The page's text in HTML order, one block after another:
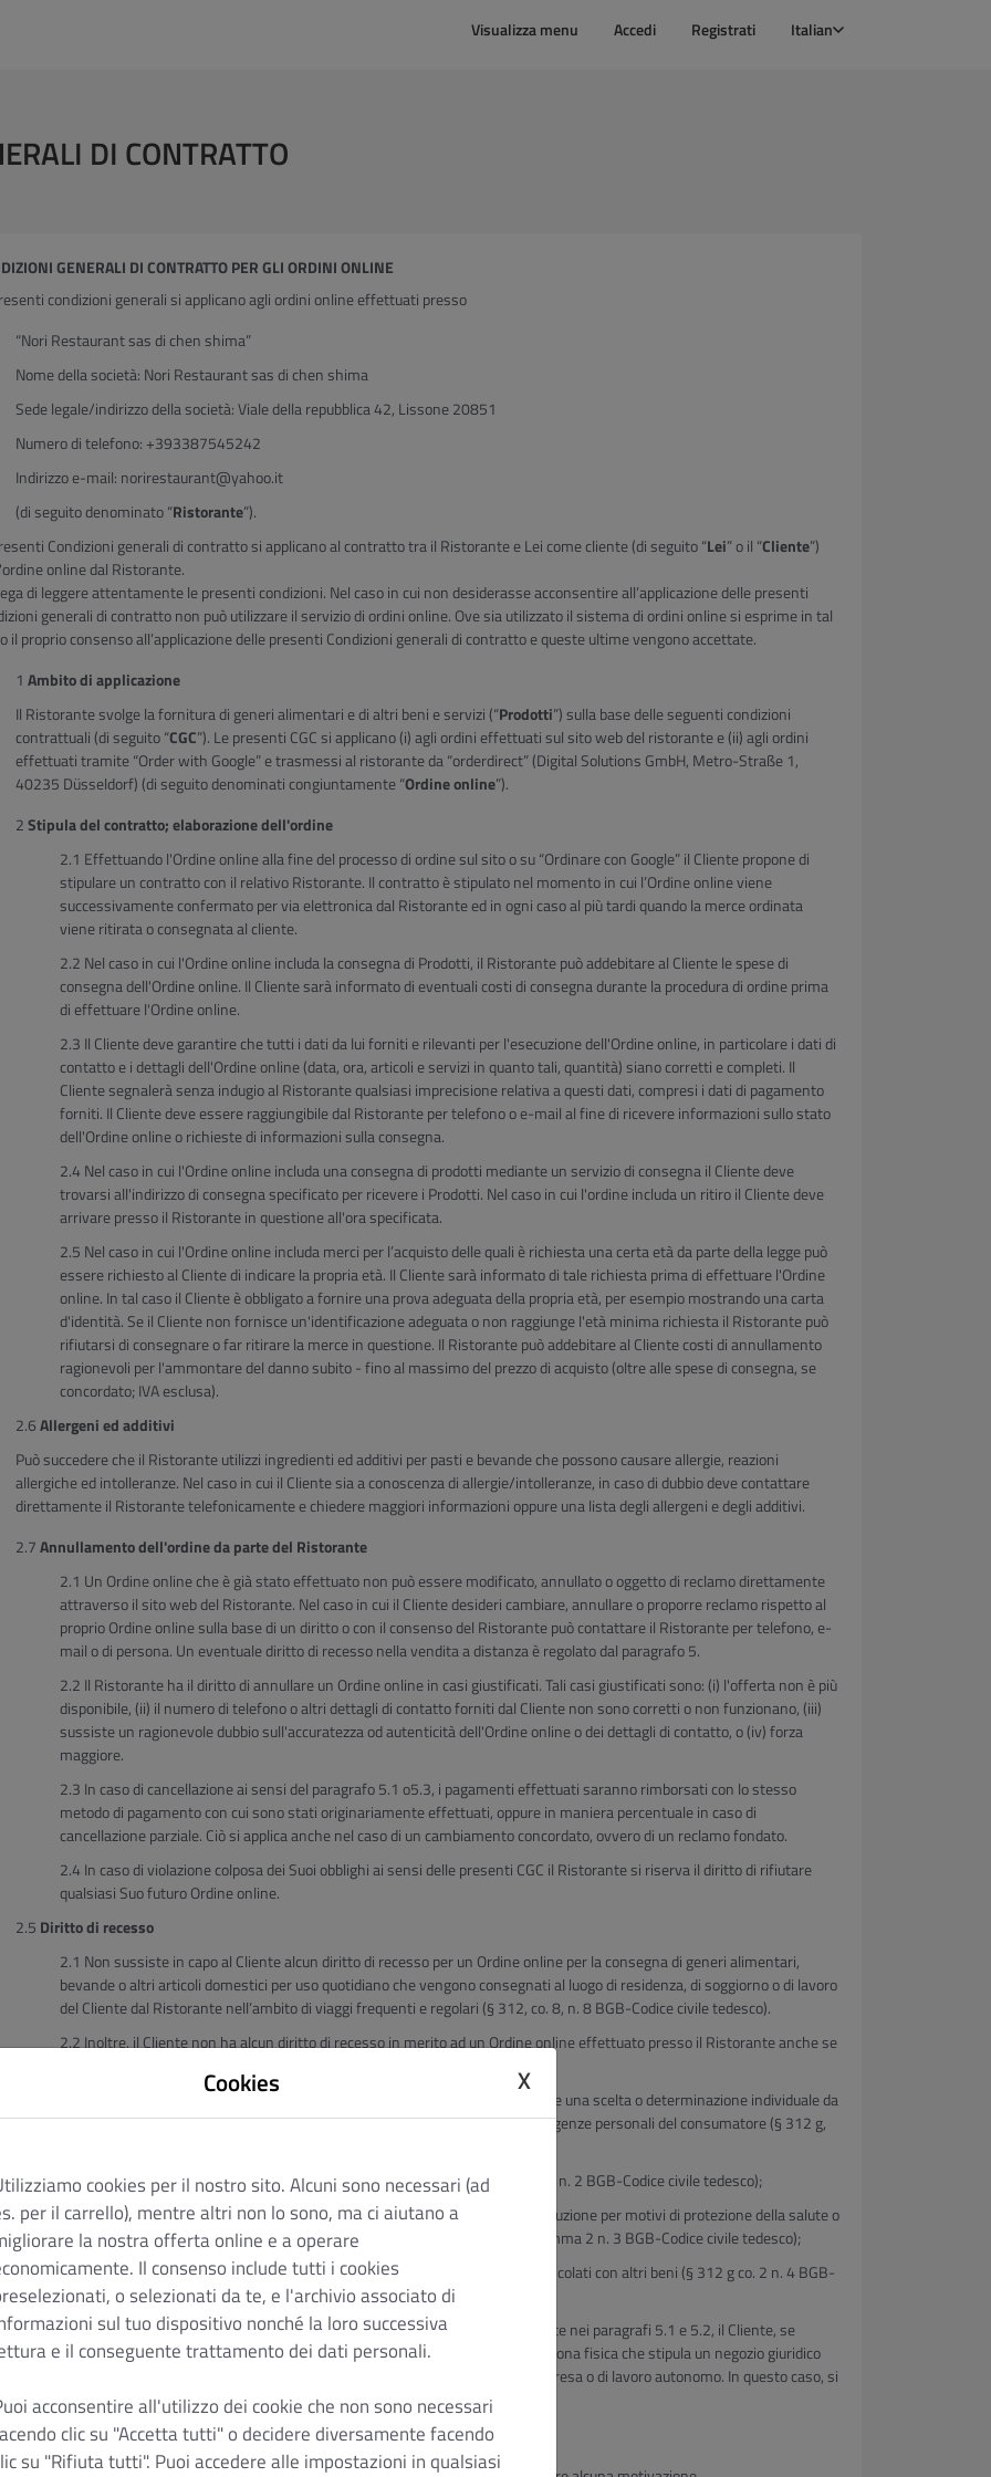
Visualizza menu Accedi Registrati Italian
DI CONTRATTO
GENERALI DI CONTRATTO PER GLI ORDINI ONLINE
condizioni generali si applicano agli ordini online effettuati presso
“Nori Restaurant sas di chen shima”
Nome della società: Nori Restaurant sas di chen shima
Sede legale/indirizzo della società: Viale della repubblica 42, Lissone 20851
Numero di telefono: +393387545242
Indirizzo e-mail: norirestaurant@yahoo.it
(di seguito denominato “Ristorante”).
Condizioni generali di contratto si applicano al contratto tra il Ristorante e Lei come cliente (di seguito “Lei” o il “Cliente”)
online dal Ristorante.
di leggere attentamente le presenti condizioni. Nel caso in cui non desiderasse acconsentire all’applicazione delle presenti
generali di contratto non può utilizzare il servizio di ordini online. Ove sia utilizzato il sistema di ordini online si esprime in tal
il proprio consenso all’applicazione delle presenti Condizioni generali di contratto e queste ultime vengono accettate.
Ambito di applicazione
Il Ristorante svolge la fornitura di generi alimentari e di altri beni e servizi (“Prodotti”) sulla base delle seguenti condizioni
contrattuali (di seguito “CGC”). Le presenti CGC si applicano (i) agli ordini effettuati sul sito web del ristorante e (ii) agli ordini
effettuati tramite “Order with Google” e trasmessi al ristorante da “orderdirect” (Digital Solutions GmbH, Metro-Straße 1,
40235 Düsseldorf) (di seguito denominati congiuntamente “Ordine online”).
Stipula del contratto; elaborazione dell'ordine
Effettuando l'Ordine online alla fine del processo di ordine sul sito o su “Ordinare con Google” il Cliente propone di
stipulare un contratto con il relativo Ristorante. Il contratto è stipulato nel momento in cui l’Ordine online viene
successivamente confermato per via elettronica dal Ristorante ed in ogni caso al più tardi quando la merce ordinata
viene ritirata o consegnata al cliente.
Nel caso in cui l'Ordine online includa la consegna di Prodotti, il Ristorante può addebitare al Cliente le spese di
consegna dell'Ordine online. Il Cliente sarà informato di eventuali costi di consegna durante la procedura di ordine prima
di effettuare l'Ordine online.
Il Cliente deve garantire che tutti i dati da lui forniti e rilevanti per l'esecuzione dell'Ordine online, in particolare i dati di
contatto e i dettagli dell'Ordine online (data, ora, articoli e servizi in quanto tali, quantità) siano corretti e completi. Il
Cliente segnalerà senza indugio al Ristorante qualsiasi imprecisione relativa a questi dati, compresi i dati di pagamento
forniti. Il Cliente deve essere raggiungibile dal Ristorante per telefono o e-mail al fine di ricevere informazioni sullo stato
dell'Ordine online o richieste di informazioni sulla consegna.
Nel caso in cui l'Ordine online includa una consegna di prodotti mediante un servizio di consegna il Cliente deve
trovarsi all'indirizzo di consegna specificato per ricevere i Prodotti. Nel caso in cui l'ordine includa un ritiro il Cliente deve
arrivare presso il Ristorante in questione all'ora specificata.
Nel caso in cui l'Ordine online includa merci per l’acquisto delle quali è richiesta una certa età da parte della legge può
essere richiesto al Cliente di indicare la propria età. Il Cliente sarà informato di tale richiesta prima di effettuare l'Ordine
online. In tal caso il Cliente è obbligato a fornire una prova adeguata della propria età, per esempio mostrando una carta
d'identità. Se il Cliente non fornisce un'identificazione adeguata o non raggiunge l'età minima richiesta il Ristorante può
rifiutarsi di consegnare o far ritirare la merce in questione. Il Ristorante può addebitare al Cliente costi di annullamento
ragionevoli per l'ammontare del danno subito - fino al massimo del prezzo di acquisto (oltre alle spese di consegna, se
concordato; IVA esclusa).
Allergeni ed additivi
Può succedere che il Ristorante utilizzi ingredienti ed additivi per pasti e bevande che possono causare allergie, reazioni
allergiche ed intolleranze. Nel caso in cui il Cliente sia a conoscenza di allergie/intolleranze, in caso di dubbio deve contattare
direttamente il Ristorante telefonicamente e chiedere maggiori informazioni oppure una lista degli allergeni e degli additivi.
Annullamento dell'ordine da parte del Ristorante
Un Ordine online che è già stato effettuato non può essere modificato, annullato o oggetto di reclamo direttamente
attraverso il sito web del Ristorante. Nel caso in cui il Cliente desideri cambiare, annullare o proporre reclamo rispetto al
proprio Ordine online sulla base di un diritto o con il consenso del Ristorante può contattare il Ristorante per telefono, e-
mail o di persona. Un eventuale diritto di recesso nella vendita a distanza è regolato dal paragrafo 5.
Il Ristorante ha il diritto di annullare un Ordine online in casi giustificati. Tali casi giustificati sono: (i) l'offerta non è più
disponibile, (ii) il numero di telefono o altri dettagli di contatto forniti dal Cliente non sono corretti o non funzionano, (iii)
sussiste un ragionevole dubbio sull'accuratezza od autenticità dell'Ordine online o dei dettagli di contatto, o (iv) forza
maggiore.
In caso di cancellazione ai sensi del paragrafo 5.1 o5.3, i pagamenti effettuati saranno rimborsati con lo stesso
metodo di pagamento con cui sono stati originariamente effettuati, oppure in maniera percentuale in caso di
cancellazione parziale. Ciò si applica anche nel caso di un cambiamento concordato, ovvero di un reclamo fondato.
In caso di violazione colposa dei Suoi obblighi ai sensi delle presenti CGC il Ristorante si riserva il diritto di rifiutare
qualsiasi Suo futuro Ordine online.
Diritto di recesso
Non sussiste in capo al Cliente alcun diritto di recesso per un Ordine online per la consegna di generi alimentari,
bevande o altri articoli domestici per uso quotidiano che vengono consegnati al luogo di residenza, di soggiorno o di lavoro
del Cliente dal Ristorante nell’ambito di viaggi frequenti e regolari (§ 312, co. 8, n. 8 BGB-Codice civile tedesco).
Inoltre, il Cliente non ha alcun diritto di recesso in merito ad un Ordine online effettuato presso il Ristorante anche se
che non sono preconfezionate e per la cui preparazione è determinante una scelta o determinazione individuale da
parte del consumatore o che sono state chiaramente adattate alle esigenze personali del consumatore (§ 312 g,
che rischiano di deteriorarsi o scadere rapidamente (§ 312 g comma 2 n. 2 BGB-Codice civile tedesco);
che, nella misura in cui sono merci sigillate, non sono adatte alla restituzione per motivi di protezione della salute o
di igiene se il loro sigillo è stato rimosso dopo la consegna (§ 312 g comma 2 n. 3 BGB-Codice civile tedesco);
che, dopo la consegna, risultano, per loro natura, inscindibilmente mescolati con altri beni (§ 312 g co. 2 n. 4 BGB-
Codice civile tedesco).
FPer la parte dell'Ordine online che non rientra nelle esclusioni menzionate nei paragrafi 5.1 e 5.2, il Cliente, se
consumatore, ha un diritto di recesso. “ Consumatore” significa qualsiasi persona fisica che stipula un negozio giuridico
per scopi che non rientrano in maniera prevalente nella propria attività d’impresa o di lavoro autonomo. In questo caso, si
applicano le seguenti condizioni di recesso:
Condizioni di recesso
Cookies X
cookies per il nostro sito. Alcuni sono necessari (ad
per il carrello), mentre altri non lo sono, ma ci aiutano a
la nostra offerta online e a operare
Il consenso include tutti i cookies
o selezionati da te, e l'archivio associato di
sul tuo dispositivo nonché la loro successiva
e il conseguente trattamento dei dati personali.
acconsentire all'utilizzo dei cookie che non sono necessari
clic su "Accetta tutti" o decidere diversamente facendo
su "Rifiuta tutti". Puoi accedere alle impostazioni in qualsiasi